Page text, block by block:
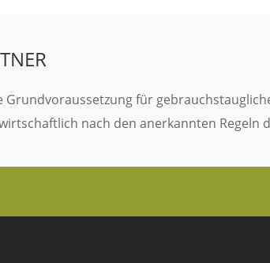
Grundvoraussetzung für
nach den anerkannten Regeln